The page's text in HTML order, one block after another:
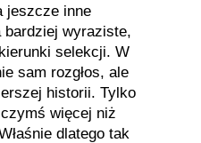
jeszcze inne
bardziej wyraziste,
selekcji. W
sam rozgłos, ale
historii. Tylko
więcej niż
dlatego tak